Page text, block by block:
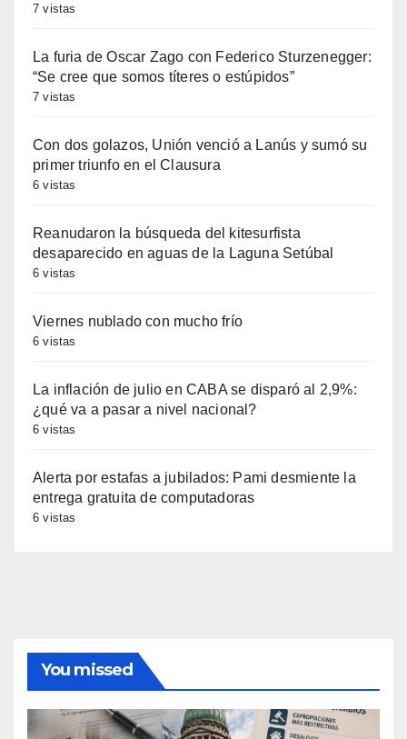
7 vistas
La furia de Oscar Zago con Federico Sturzenegger:
“Se cree que somos títeres o estúpidos”
7 vistas
Con dos golazos, Unión venció a Lanús y sumó su
primer triunfo en el Clausura
6 vistas
Reanudaron la búsqueda del kitesurfista
desaparecido en aguas de la Laguna Setúbal
6 vistas
Viernes nublado con mucho frío
6 vistas
La inflación de julio en CABA se disparó al 2,9%:
¿qué va a pasar a nivel nacional?
6 vistas
Alerta por estafas a jubilados: Pami desmiente la
entrega gratuita de computadoras
6 vistas
You missed